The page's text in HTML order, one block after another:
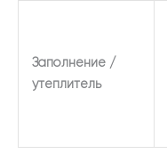
Заполнение /
утеплитель